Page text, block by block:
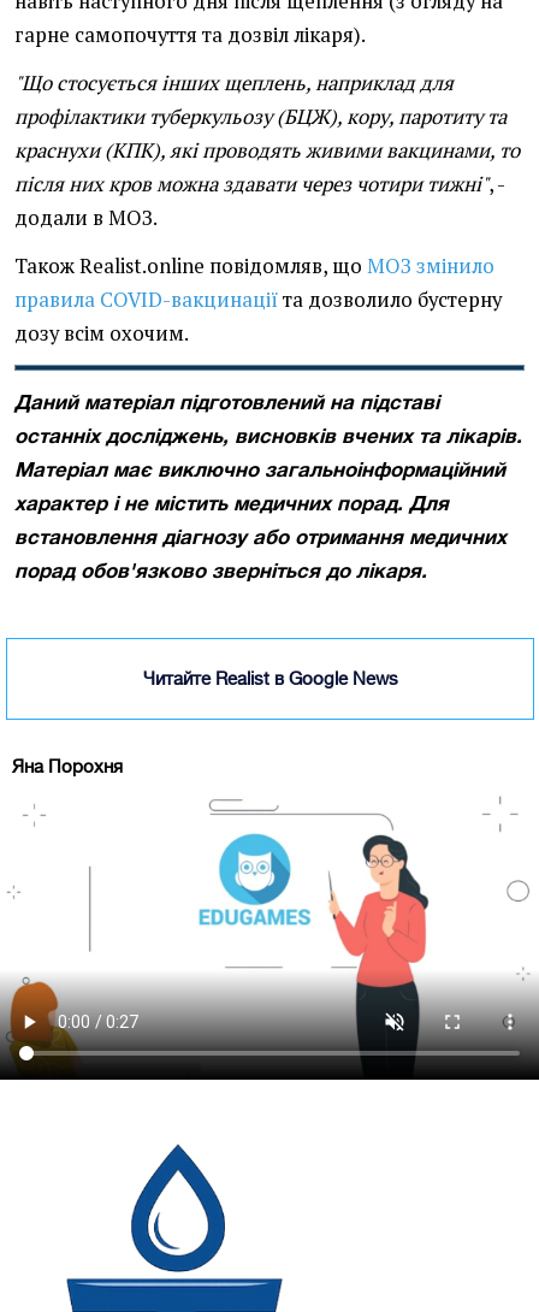
гарне самопочуття та дозвіл лікаря).
"Що стосується інших щеплень, наприклад для
профілактики туберкульозу (БЦЖ), кору, паротиту та
краснухи (КПК), які проводять живими вакцинами, то
після них кров можна здавати через чотири тижні", -
додали в МОЗ.
Також Realist.online повідомляв, що МОЗ змінило
правила COVID-вакцинаціїта дозволило бустерну
дозу всім охочим.
Даний матеріал підготовлений на підставі
останніх досліджень, висновків вчених та лікарів.
Матеріал має виключно загальноінформаційний
характер і не містить медичних порад. Для
встановлення діагнозу або отримання медичних
порад обов'язково зверніться до лікаря.
Читайте Realist в Google News
Яна Порохня